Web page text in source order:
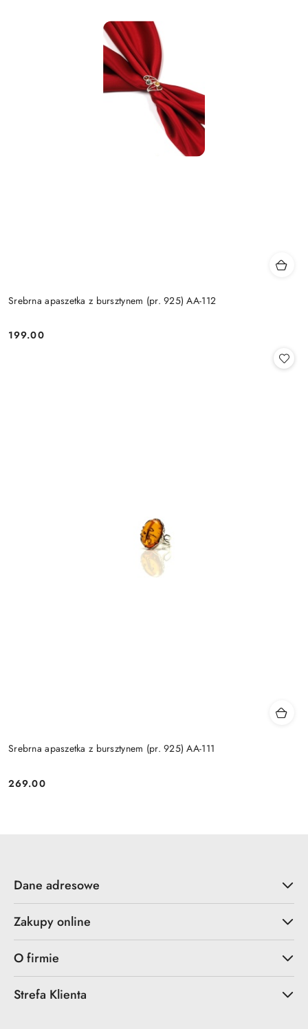
Srebrna apaszetka z bursztynem (pr. 925) AA-112
Cena:
199.00
Srebrna apaszetka z bursztynem (pr. 925) AA-111
Cena:
269.00
Dane adresowe
Zakupy online
O firmie
Strefa Klienta